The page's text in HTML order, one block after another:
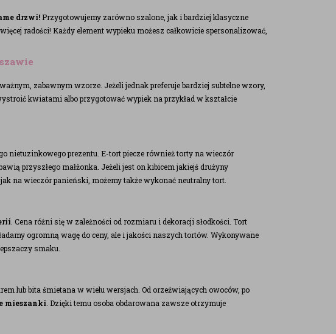
drzwi! Przygotowujemy zarówno szalone, jak i bardziej klasyczne
radości! Każdy element wypieku możesz całkowicie spersonalizować,
zabawnym wzorze. Jeżeli jednak preferuje bardziej subtelne wzory,
kwiatami albo przygotować wypiek na przykład w kształcie
nietuzinkowego prezentu. E-tort piecze również torty na wieczór
przyszłego małżonka. Jeżeli jest on kibicem jakiejś drużyny
na wieczór panieński, możemy także wykonać neutralny tort.
. Cena różni się w zależności od rozmiaru i dekoracji słodkości. Tort
ogromną wagę do ceny, ale i jakości naszych tortów. Wykonywane
smaku.
lub bita śmietana w wielu wersjach. Od orzeźwiających owoców, po
mieszanki . Dzięki temu osoba obdarowana zawsze otrzymuje